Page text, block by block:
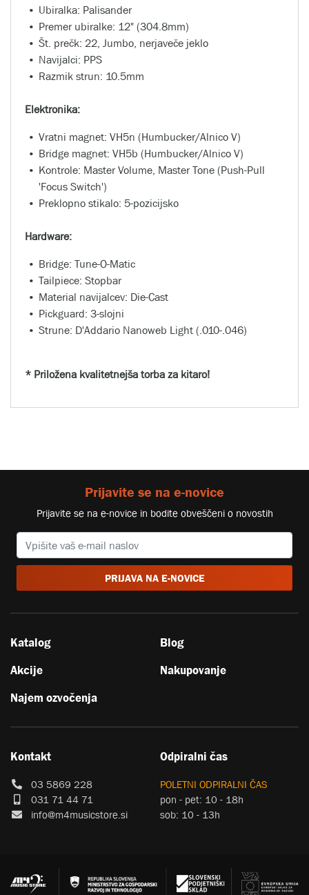
Ubiralka: Palisander
Premer ubiralke: 12" (304.8mm)
Št. prečk: 22, Jumbo, nerjaveče jeklo
Navijalci: PPS
Razmik strun: 10.5mm
Elektronika:
Vratni magnet: VH5n (Humbucker/Alnico V)
Bridge magnet: VH5b (Humbucker/Alnico V)
Kontrole: Master Volume, Master Tone (Push-Pull
'Focus Switch')
Preklopno stikalo: 5-pozicijsko
Hardware:
Bridge: Tune-O-Matic
Tailpiece: Stopbar
Material navijalcev: Die-Cast
Pickguard: 3-slojni
Strune: D'Addario Nanoweb Light (.010-.046)
* Priložena kvalitetnejša torba za kitaro!
Prijavite se na e-novice
Prijavite se na e-novice in bodite obveščeni o novostih
PRIJAVA NA E-NOVICE
Katalog
Akcije
Najem ozvočenja
Blog
Nakupovanje
Kontakt
03 5869 228
031 71 44 71
info@m4musicstore.si
Odpiralni čas
POLETNI ODPIRALNI ČAS
pon - pet: 10 - 18h
sob: 10 - 13h